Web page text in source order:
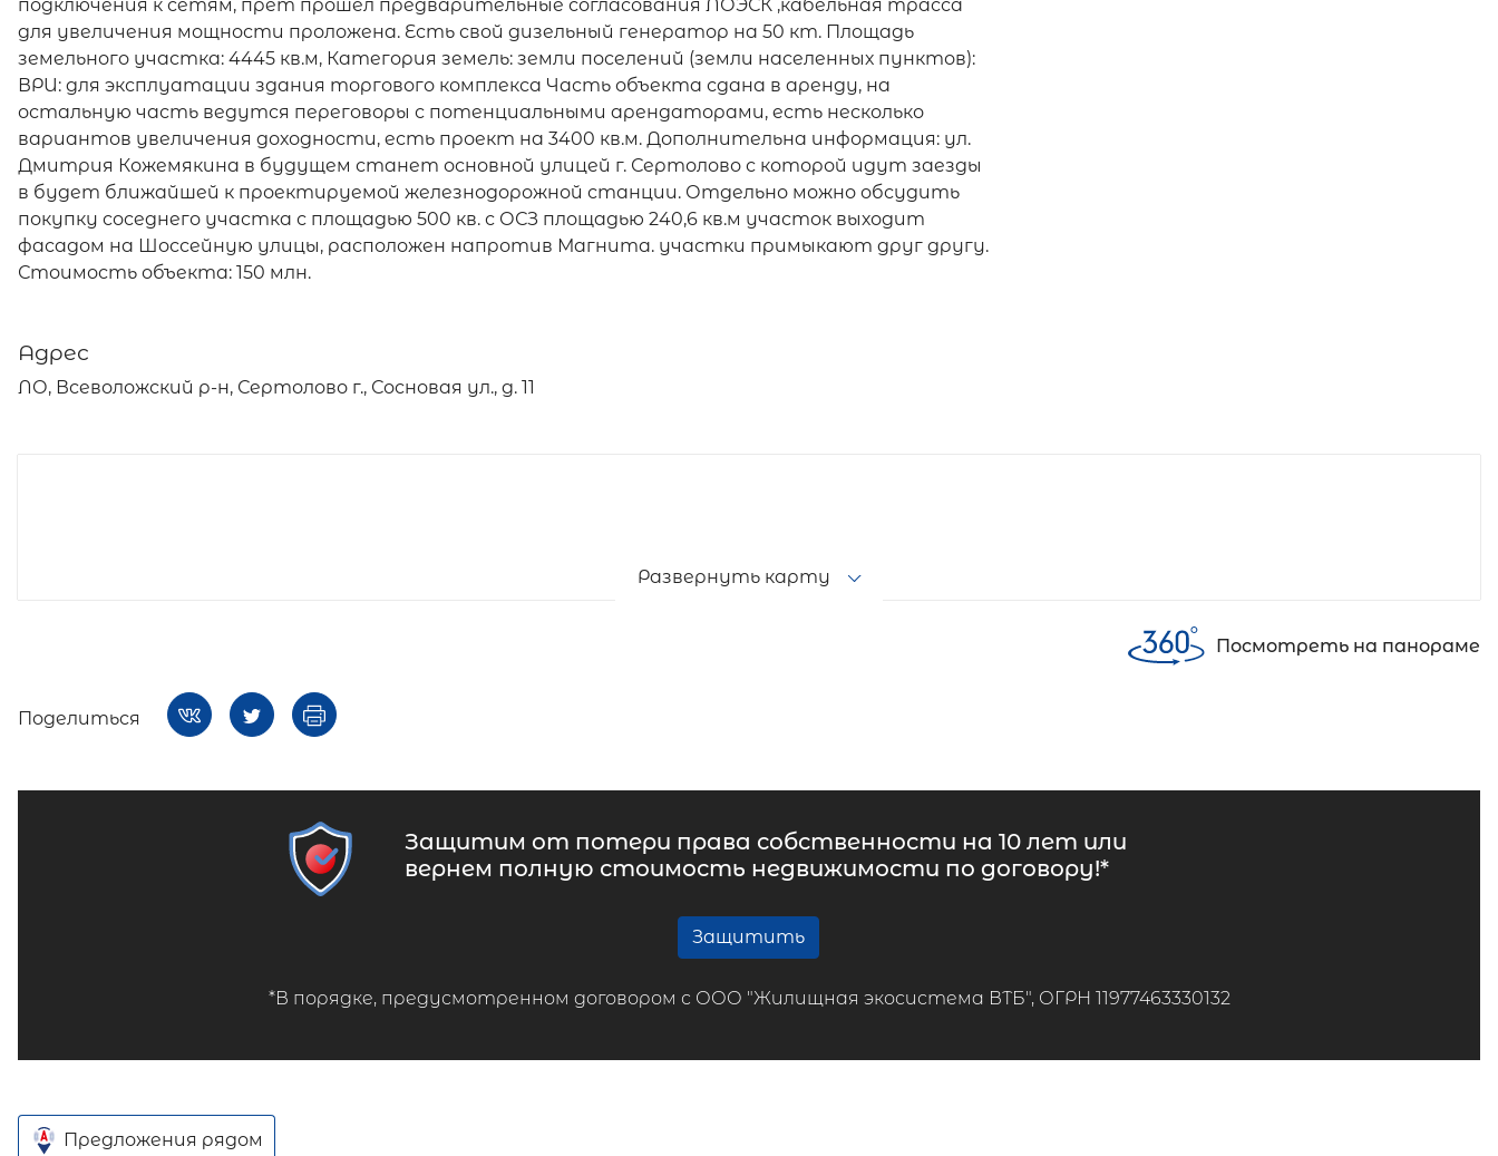
подключения к сетям, прет прошел предварительные согласования ЛОЭСК ,кабельная трасса
для увеличения мощности проложена. Есть свой дизельный генератор на 50 кт. Площадь
земельного участка: 4445 кв.м, Категория земель: земли поселений (земли населенных пунктов):
ВРИ: для эксплуатации здания торгового комплекса Часть объекта сдана в аренду, на
остальную часть ведутся переговоры с потенциальными арендаторами, есть несколько
вариантов увеличения доходности, есть проект на 3400 кв.м. Дополнительна информация: ул.
Дмитрия Кожемякина в будущем станет основной улицей г. Сертолово с которой идут заезды
в будет ближайшей к проектируемой железнодорожной станции. Отдельно можно обсудить
покупку соседнего участка с площадью 500 кв. с ОСЗ площадью 240,6 кв.м участок выходит
фасадом на Шоссейную улицы, расположен напротив Магнита. участки примыкают друг другу.
Стоимость объекта: 150 млн.
Адрес
ЛО, Всеволожский р-н, Сертолово г., Сосновая ул., д. 11
Развернуть карту
Посмотреть на панораме
Поделиться
Защитим от потери права собственности на 10 лет или
вернем полную стоимость недвижимости по договору!*
Защитить
*В порядке, предусмотренном договором с ООО "Жилищная экосистема ВТБ", ОГРН 11977463330132
Предложения рядом